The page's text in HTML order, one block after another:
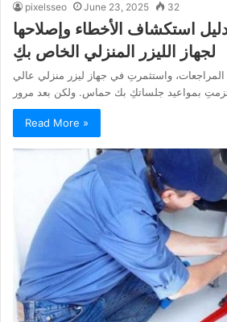
pixelsseo June 23, 2025 32
دليل استكشاف الأخطاء وإصلاحها
لجهاز الليزر المنزلي الخاص بكِ
واستثمرتِ في جهاز ليزر منزلي عالي
Read More »